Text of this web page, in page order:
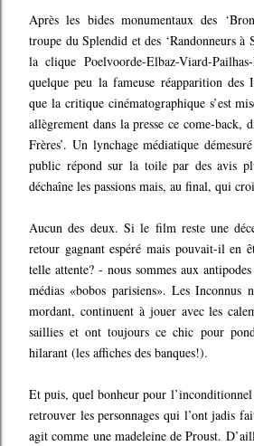
Après les bides monumentaux des
troupe du Splendid et des ‘Randonneurs à
la clique Poelvoorde-Elbaz-Viard-
quelque peu la fameuse réapparition des
que la critique cinématographique s’est
allègrement dans la presse ce come-back,
Frères’. Un lynchage médiatique
public répond sur la toile par des avis
déchaîne les passions mais, au final, qui
Aucun des deux. Si le film reste une
retour gagnant espéré mais pouvait-il en
telle attente? - nous sommes aux
médias «bobos parisiens». Les Inconnus
mordant, continuent à jouer avec les
saillies et ont toujours ce chic pour
hilarant (les affiches des banques!).
Et puis, quel bonheur pour
retrouver les personnages qui l’ont jadis
agit comme une madeleine de Proust.